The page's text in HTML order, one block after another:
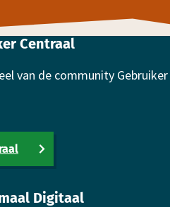
Centraal
van de community Gebruiker
Digitaal